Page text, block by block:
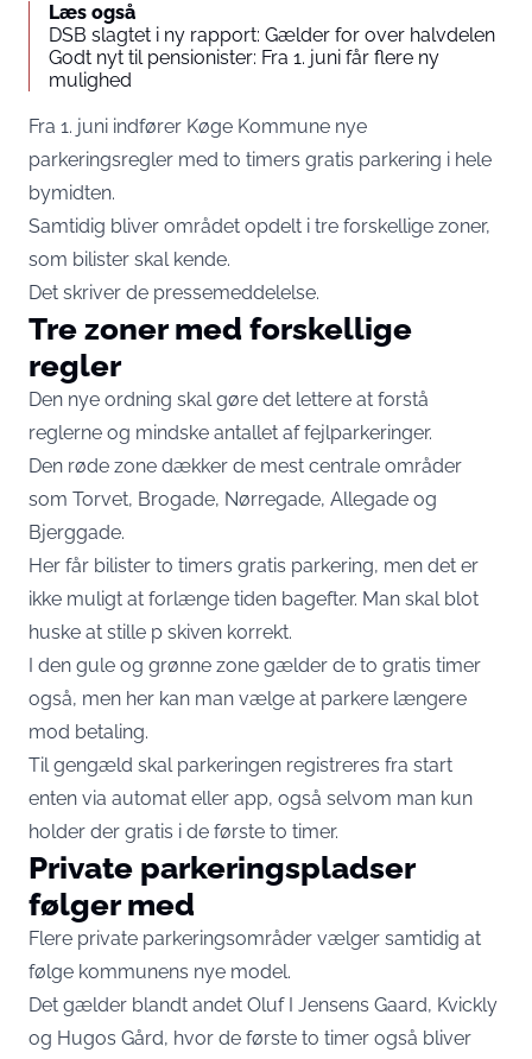
Læs også
DSB slagtet i ny rapport: Gælder for over halvdelen
Godt nyt til pensionister: Fra 1. juni får flere ny
mulighed
Fra 1. juni indfører Køge Kommune nye
parkeringsregler med to timers gratis parkering i hele
bymidten.
Samtidig bliver området opdelt i tre forskellige zoner,
som bilister skal kende.
Det skriver de pressemeddelelse.
Tre zoner med forskellige
regler
Den nye ordning skal gøre det lettere at forstå
reglerne og mindske antallet af fejlparkeringer.
Den røde zone dækker de mest centrale områder
som Torvet, Brogade, Nørregade, Allegade og
Bjerggade.
Her får bilister to timers gratis parkering, men det er
ikke muligt at forlænge tiden bagefter. Man skal blot
huske at stille p skiven korrekt.
I den gule og grønne zone gælder de to gratis timer
også, men her kan man vælge at parkere længere
mod betaling.
Til gengæld skal parkeringen registreres fra start
enten via automat eller app, også selvom man kun
holder der gratis i de første to timer.
Private parkeringspladser
følger med
Flere private parkeringsområder vælger samtidig at
følge kommunens nye model.
Det gælder blandt andet Oluf I Jensens Gaard, Kvickly
og Hugos Gård, hvor de første to timer også bliver